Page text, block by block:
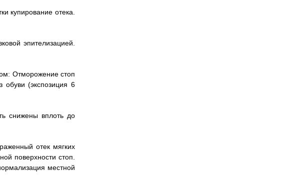
купирование отека.
эпителизацией.
Отморожение стоп
обуви (экспозиция 6
снижены вплоть до
отек мягких
поверхности стоп.
местной